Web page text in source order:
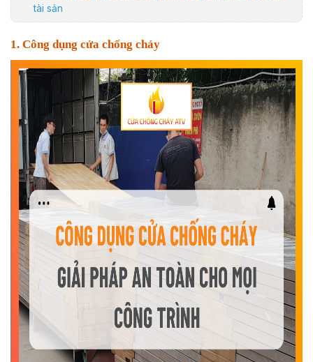
tài sản
1.4 - Tăng cường an ninh và cách âm hiệu quả
2. 2. Tại sao nên chọn cửa chống cháy từ An Toàn Việt?
3. 3. Kết Luận
1. Công dụng cửa chống cháy